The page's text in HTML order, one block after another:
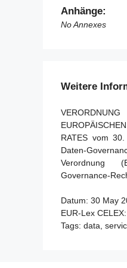
zuständige
2018/1724
Anhänge:
No Annexes
Weitere
RATES vom
Daten-
Verordnung
Governance-
Datum: 30 May
EUR-Lex CELEX:
Tags: data,